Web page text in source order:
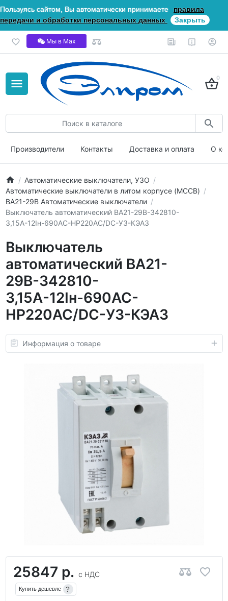
Пользуясь сайтом, Вы автоматически принимаете
правила
передачи и обработки персональных данных
Закрыть
Мы в Мах
0
Производители Контакты Доставка и оплата О
Автоматические выключатели, УЗО
Автоматические выключатели в литом корпусе (MCCB)
ВА21-29В Автоматические выключатели
Выключатель автоматический ВА21-29В-342810-
3,15А-12Iн-690AC-НР220AC/DC-У3-КЭАЗ
Выключатель
автоматический ВА21-
29В-342810-
3,15А-12Iн-690AC-
НР220AC/DC-У3-КЭАЗ
Информация о товаре
25847 р. с НДС
Купить дешевле ?